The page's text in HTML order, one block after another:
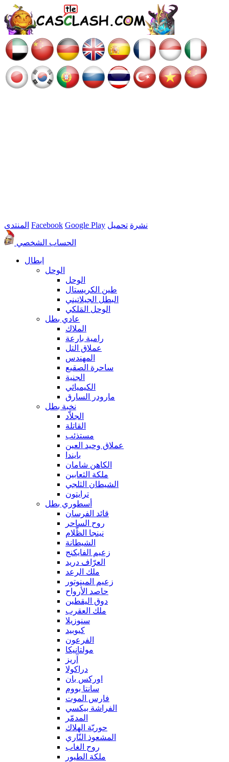
المنتدى Facebook Google Play نشرة تحميل
الحساب الشخصي
ابطال
الوحل
الوحل
طين الكريستال
البطل الجيلاتيني
الوحل المَلكي
عادي بطل
الملاك
رامية بارعة
عملاق التل
المهندس
ساحرة الصقيع
الجنية
الكيميائي
مارودر السارق
نخبة بطل
الجلاّد
القاتلة
مستذئب
عملاق وحيد العين
بايندا
الكاهن شامان
ملكة الثعابين
الشيطان الثلجي
ترايتون
أسطوري بطل
قائد الفرسان
روح الساحر
نينجا الظّلام
الشيطانة
زعيم الفايكنج
العرّاف دريد
ملك الرعد
زعيم المينوتور
حاصد الأرواح
دوق اليقطين
ملك العقرب
سنوزيلا
كيوبيد
الفرعون
مولتانيكا
آريز
دراكولا
اوركس بان
سانتا بووم
فارس الموت
الفراشة بيكسي
المدمّر
حوريّة الهلاك
المشعوذ النّاري
روح الغاب
ملكة الطيور